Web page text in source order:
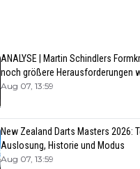
ANALYSE | Martin Schindlers
noch größere Herausforderungen
Aug 07, 13:59
New Zealand Darts Masters 2026:
Auslosung, Historie und Modus
Aug 07, 13:59